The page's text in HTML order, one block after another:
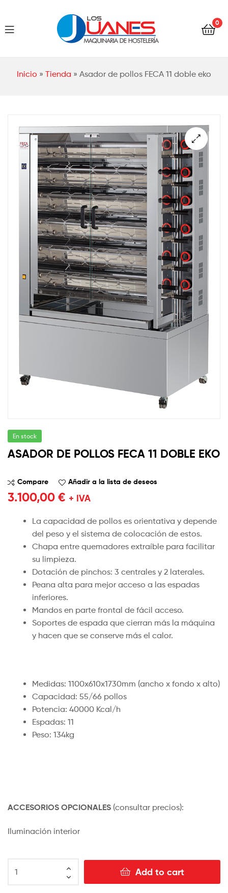
Los
0
Inicio » Tienda » Asador de pollos FECA 11 doble eko
Los
En stock
ASADOR DE POLLOS FECA 11 DOBLE EKO
Compare Añadir a la lista de deseos
3.100,00 € + IVA
La capacidad de pollos es orientativa y depende
del peso y el sistema de colocación de estos.
Chapa entre quemadores extraíble para facilitar
su limpieza.
Dotación de pinchos: 3 centrales y 2 laterales.
Peana alta para mejor acceso a las espadas
inferiores.
Mandos en parte frontal de fácil acceso.
Soportes de espada que cierran más la máquina
y hacen que se conserve más el calor.
Medidas: 1100x610x1730mm (ancho x fondo x alto)
Capacidad: 55/66 pollos
Potencia: 40000 Kcal/h
Espadas: 11
Peso: 134kg
ACCESORIOS OPCIONALES (consultar precios):
Iluminación interior
Add to cart